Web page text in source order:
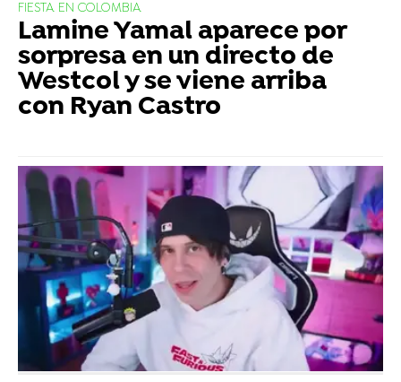
FIESTA EN COLOMBIA
Lamine Yamal aparece por
sorpresa en un directo de
Westcol y se viene arriba
con Ryan Castro